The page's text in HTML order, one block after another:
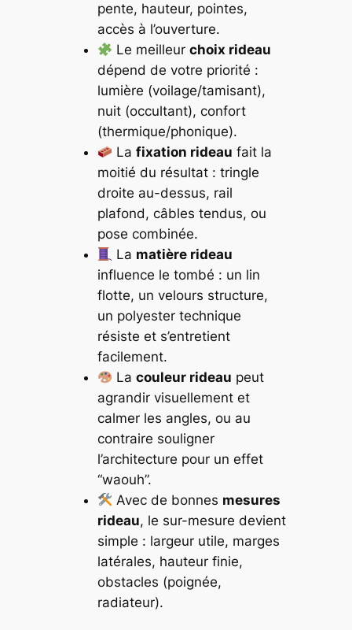
pente, hauteur, pointes,
accès à l’ouverture.
Le meilleur choix rideau
dépend de votre priorité :
lumière (voilage/tamisant),
nuit (occultant), confort
(thermique/phonique).
La fixation rideau fait la
moitié du résultat : tringle
droite au-dessus, rail
plafond, câbles tendus, ou
pose combinée.
La matière rideau
influence le tombé : un lin
flotte, un velours structure,
un polyester technique
résiste et s’entretient
facilement.
La couleur rideau peut
agrandir visuellement et
calmer les angles, ou au
contraire souligner
l’architecture pour un effet
“waouh”.
Avec de bonnes mesures
rideau, le sur-mesure devient
simple : largeur utile, marges
latérales, hauteur finie,
obstacles (poignée,
radiateur).